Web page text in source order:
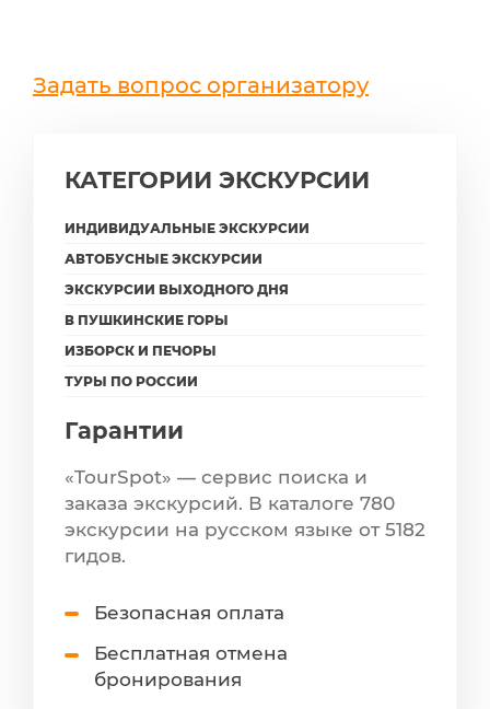
Задать вопрос организатору
КАТЕГОРИИ ЭКСКУРСИИ
ИНДИВИДУАЛЬНЫЕ ЭКСКУРСИИ
АВТОБУСНЫЕ ЭКСКУРСИИ
ЭКСКУРСИИ ВЫХОДНОГО ДНЯ
В ПУШКИНСКИЕ ГОРЫ
ИЗБОРСК И ПЕЧОРЫ
ТУРЫ ПО РОССИИ
Гарантии
«TourSpot» — сервис поиска и
заказа экскурсий. В каталоге 780
экскурсии на русском языке от 5182
гидов.
Безопасная оплата
Бесплатная отмена
бронирования